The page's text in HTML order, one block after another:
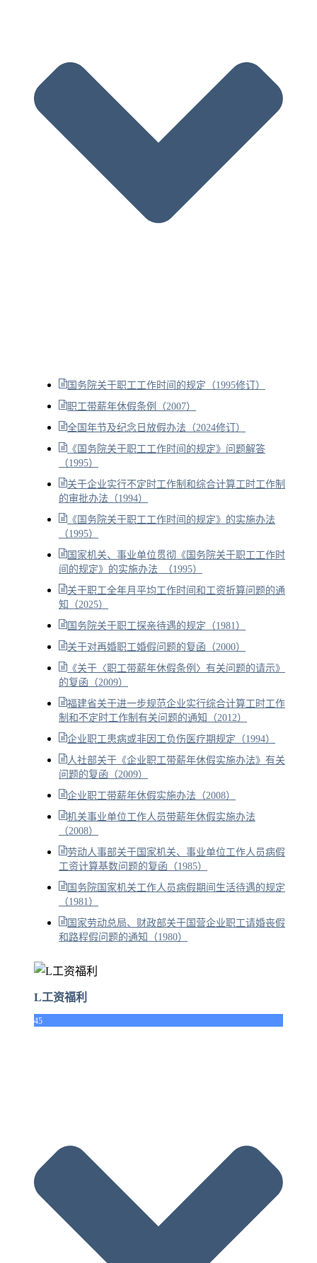
国务院关于职工工作时间的规定（1995修订）
职工带薪年休假条例（2007）
全国年节及纪念日放假办法（2024修订）
《国务院关于职工工作时间的规定》问题解答
（1995）
关于企业实行不定时工作制和综合计算工时工作制
的审批办法（1994）
《国务院关于职工工作时间的规定》的实施办法
（1995）
国家机关、事业单位贯彻《国务院关于职工工作时
间的规定》的实施办法 （1995）
关于职工全年月平均工作时间和工资折算问题的通
知（2025）
国务院关于职工探亲待遇的规定（1981）
关于对再婚职工婚假问题的复函（2000）
《关于〈职工带薪年休假条例〉有关问题的请示》
的复函（2009）
福建省关于进一步规范企业实行综合计算工时工作
制和不定时工作制有关问题的通知（2012）
企业职工患病或非因工负伤医疗期规定（1994）
人社部关于《企业职工带薪年休假实施办法》有关
问题的复函（2009）
企业职工带薪年休假实施办法（2008）
机关事业单位工作人员带薪年休假实施办法
（2008）
劳动人事部关于国家机关、事业单位工作人员病假
工资计算基数问题的复函（1985）
国务院国家机关工作人员病假期间生活待遇的规定
（1981）
国家劳动总局、财政部关于国营企业职工请婚丧假
和路程假问题的通知（1980）
L工资福利
45